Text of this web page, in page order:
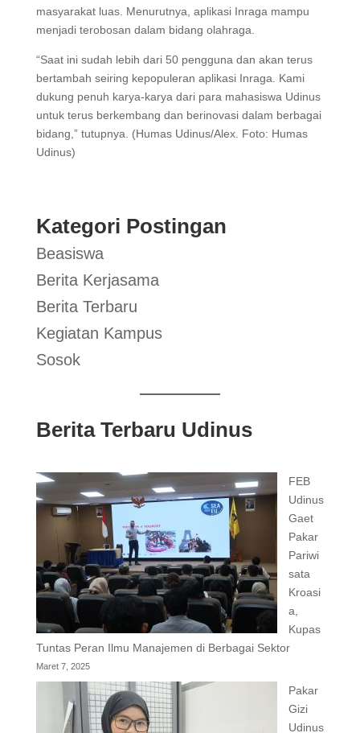
masyarakat luas. Menurutnya, aplikasi Inraga mampu
menjadi terobosan dalam bidang olahraga.
“Saat ini sudah lebih dari 50 pengguna dan akan terus
bertambah seiring kepopuleran aplikasi Inraga. Kami
dukung penuh karya-karya dari para mahasiswa Udinus
untuk terus berkembang dan berinovasi dalam berbagai
bidang,” tutupnya. (Humas Udinus/Alex. Foto: Humas
Udinus)
Kategori Postingan
Beasiswa
Berita Kerjasama
Berita Terbaru
Kegiatan Kampus
Sosok
Berita Terbaru Udinus
FEB
Udinus
Gaet
Pakar
Pariwi
sata
Kroasi
a,
Kupas
Tuntas Peran Ilmu Manajemen di Berbagai Sektor
Maret 7, 2025
Pakar
Gizi
Udinus